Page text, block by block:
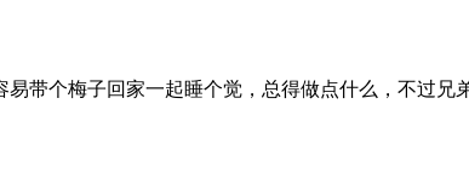
带个梅子回家一起睡个觉，总得做点什么，不过